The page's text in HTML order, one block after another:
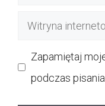
Witryna
Zapamiętaj
podczas